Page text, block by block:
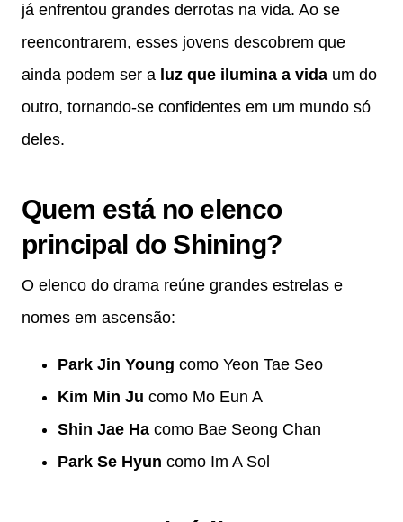
já enfrentou grandes derrotas na vida. Ao se
reencontrarem, esses jovens descobrem que
ainda podem ser a luz que ilumina a vida um do
outro, tornando-se confidentes em um mundo só
deles.
Quem está no elenco
principal do Shining?
O elenco do drama reúne grandes estrelas e
nomes em ascensão:
Park Jin Young como Yeon Tae Seo
Kim Min Ju como Mo Eun A
Shin Jae Ha como Bae Seong Chan
Park Se Hyun como Im A Sol